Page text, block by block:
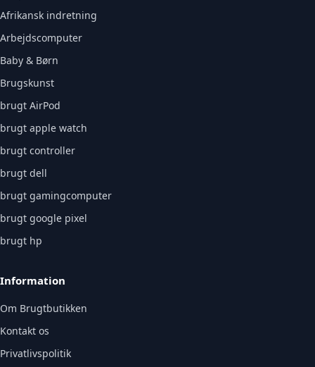
Afrikansk indretning
Arbejdscomputer
Baby & Børn
Brugskunst
brugt AirPod
brugt apple watch
brugt controller
brugt dell
brugt gamingcomputer
brugt google pixel
brugt hp
Information
Om Brugtbutikken
Kontakt os
Privatlivspolitik